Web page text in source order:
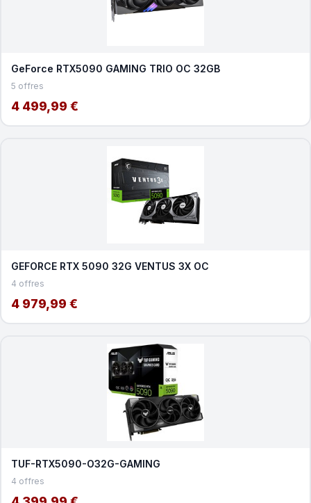
GeForce RTX5090 GAMING TRIO OC 32GB
5 offres
4 499,99 €
GEFORCE RTX 5090 32G VENTUS 3X OC
4 offres
4 979,99 €
TUF-RTX5090-O32G-GAMING
4 offres